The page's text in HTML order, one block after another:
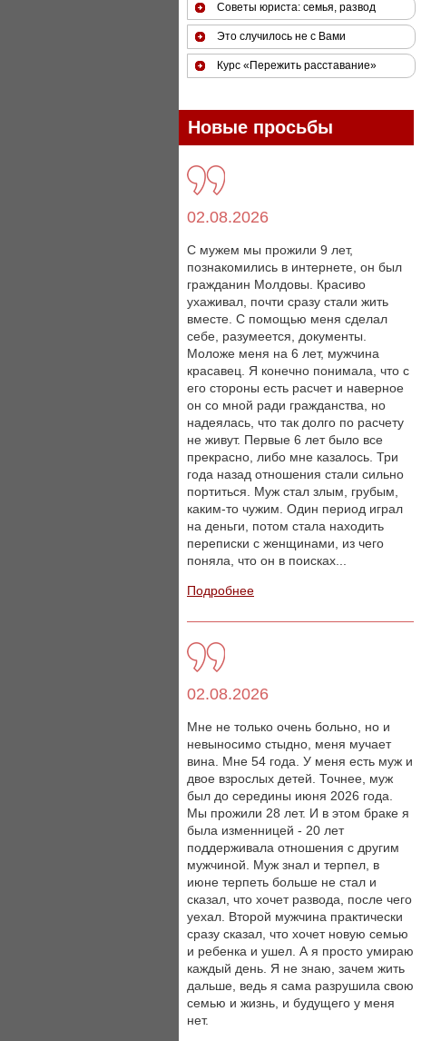
Советы юриста: семья, развод
Это случилось не с Вами
Курс «Пережить расставание»
Новые просьбы
02.08.2026
С мужем мы прожили 9 лет,
познакомились в интернете, он был
гражданин Молдовы. Красиво
ухаживал, почти сразу стали жить
вместе. С помощью меня сделал
себе, разумеется, документы.
Моложе меня на 6 лет, мужчина
красавец. Я конечно понимала, что с
его стороны есть расчет и наверное
он со мной ради гражданства, но
надеялась, что так долго по расчету
не живут. Первые 6 лет было все
прекрасно, либо мне казалось. Три
года назад отношения стали сильно
портиться. Муж стал злым, грубым,
каким-то чужим. Один период играл
на деньги, потом стала находить
переписки с женщинами, из чего
поняла, что он в поисках...
Подробнее
02.08.2026
Мне не только очень больно, но и
невыносимо стыдно, меня мучает
вина. Мне 54 года. У меня есть муж и
двое взрослых детей. Точнее, муж
был до середины июня 2026 года.
Мы прожили 28 лет. И в этом браке я
была изменницей - 20 лет
поддерживала отношения с другим
мужчиной. Муж знал и терпел, в
июне терпеть больше не стал и
сказал, что хочет развода, после чего
уехал. Второй мужчина практически
сразу сказал, что хочет новую семью
и ребенка и ушел. А я просто умираю
каждый день. Я не знаю, зачем жить
дальше, ведь я сама разрушила свою
семью и жизнь, и будущего у меня
нет.